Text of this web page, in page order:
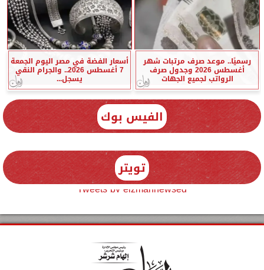
رسميًا.. موعد صرف مرتبات شهر
أغسطس 2026 وجدول صرف
الرواتب لجميع الجهات
أسعار الفضة في مصر اليوم الجمعة
7 أغسطس 2026.. والجرام النقي
يسجل...
الفيس بوك
تويتر
Tweets by elzmannewseg